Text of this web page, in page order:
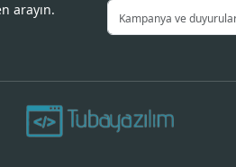
arayın.